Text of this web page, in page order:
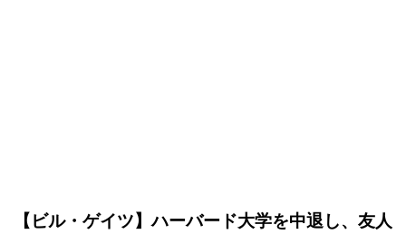
【ビル・ゲイツ】ハーバード大学を中退し、友人